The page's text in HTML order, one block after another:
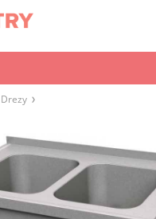
Drezy